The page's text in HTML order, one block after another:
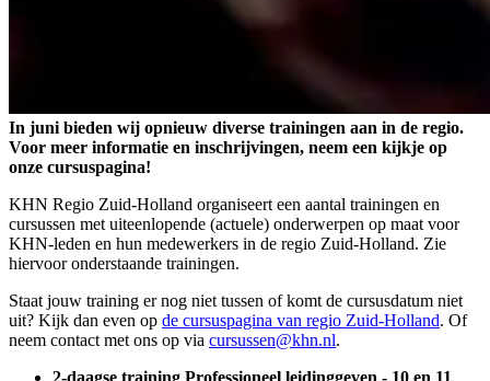
In juni bieden wij opnieuw diverse trainingen aan in de regio.
Voor meer informatie en inschrijvingen, neem een kijkje op
onze cursuspagina!
KHN Regio Zuid-Holland organiseert een aantal trainingen en
cursussen met uiteenlopende (actuele) onderwerpen op maat voor
KHN-leden en hun medewerkers in de regio Zuid-Holland. Zie
hiervoor onderstaande trainingen.
Staat jouw training er nog niet tussen of komt de cursusdatum niet
uit? Kijk dan even op de cursuspagina van regio Zuid-Holland. Of
neem contact met ons op via cursussen@khn.nl.
2-daagse training Professioneel leidinggeven - 10 en 11